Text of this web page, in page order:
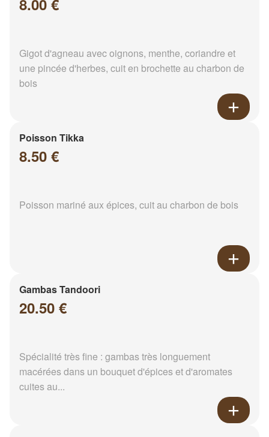
8.00 €
Gigot d'agneau avec oignons, menthe, coriandre et
une pincée d'herbes, cuit en brochette au charbon de
bois
Poisson Tikka
8.50 €
Poisson mariné aux épices, cuit au charbon de bois
Gambas Tandoori
20.50 €
Spécialité très fine : gambas très longuement
macérées dans un bouquet d'épices et d'aromates
cuites au...